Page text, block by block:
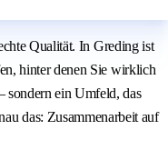
Qualität. In Greding ist
hinter denen Sie wirklich
sondern ein Umfeld, das
das: Zusammenarbeit auf